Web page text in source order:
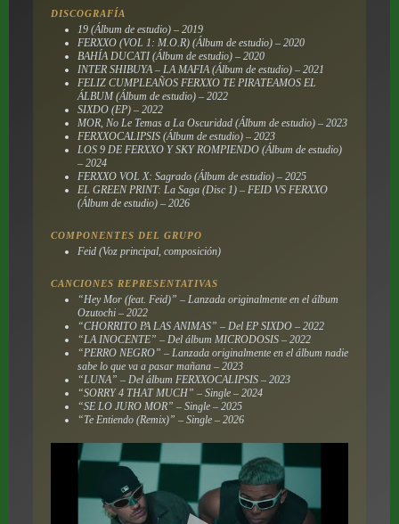
DISCOGRAFÍA
19(Álbum de estudio) – 2019
FERXXO (VOL 1: M.O.R)(Álbum de estudio) – 2020
BAHÍA DUCATI(Álbum de estudio) – 2020
INTER SHIBUYA – LA MAFIA(Álbum de estudio) – 2021
FELIZ CUMPLEAÑOS FERXXO TE PIRATEAMOS EL
ÁLBUM(Álbum de estudio) – 2022
SIXDO(EP) – 2022
MOR, No Le Temas a La Oscuridad(Álbum de estudio) – 2023
FERXXOCALIPSIS(Álbum de estudio) – 2023
LOS 9 DE FERXXO Y SKY ROMPIENDO(Álbum de estudio)
– 2024
FERXXO VOL X: Sagrado(Álbum de estudio) – 2025
EL GREEN PRINT: La Saga (Disc 1) – FEID VS FERXXO
(Álbum de estudio) – 2026
COMPONENTES DEL GRUPO
Feid (Voz principal, composición)
CANCIONES REPRESENTATIVAS
“Hey Mor (feat. Feid)” – Lanzada originalmente en el álbum
Ozutochi – 2022
“CHORRITO PA LAS ANIMAS” – Del EP SIXDO– 2022
“LA INOCENTE” – Del álbum MICRODOSIS– 2022
“PERRO NEGRO” – Lanzada originalmente en el álbum nadie
sabe lo que va a pasar mañana– 2023
“LUNA” – Del álbum FERXXOCALIPSIS– 2023
“SORRY 4 THAT MUCH” – Single – 2024
“SE LO JURO MOR” – Single – 2025
“Te Entiendo (Remix)” – Single – 2026